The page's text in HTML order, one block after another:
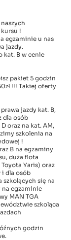
!
egzaminie u nas
jazdy.
kat. B w cenie
pakiet 5 godzin
!!! Takiej oferty
jazdy kat. B,
dla osób
D oraz na kat. AM,
szkolenia na
!
B na egzaminy
duża flota
Yaris) oraz
i dla osób
szkolących się na
na egzaminie
MAN TGA
szkoląca
godzin